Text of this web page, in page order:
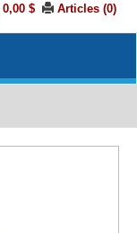
0,00 $ Articles (0)